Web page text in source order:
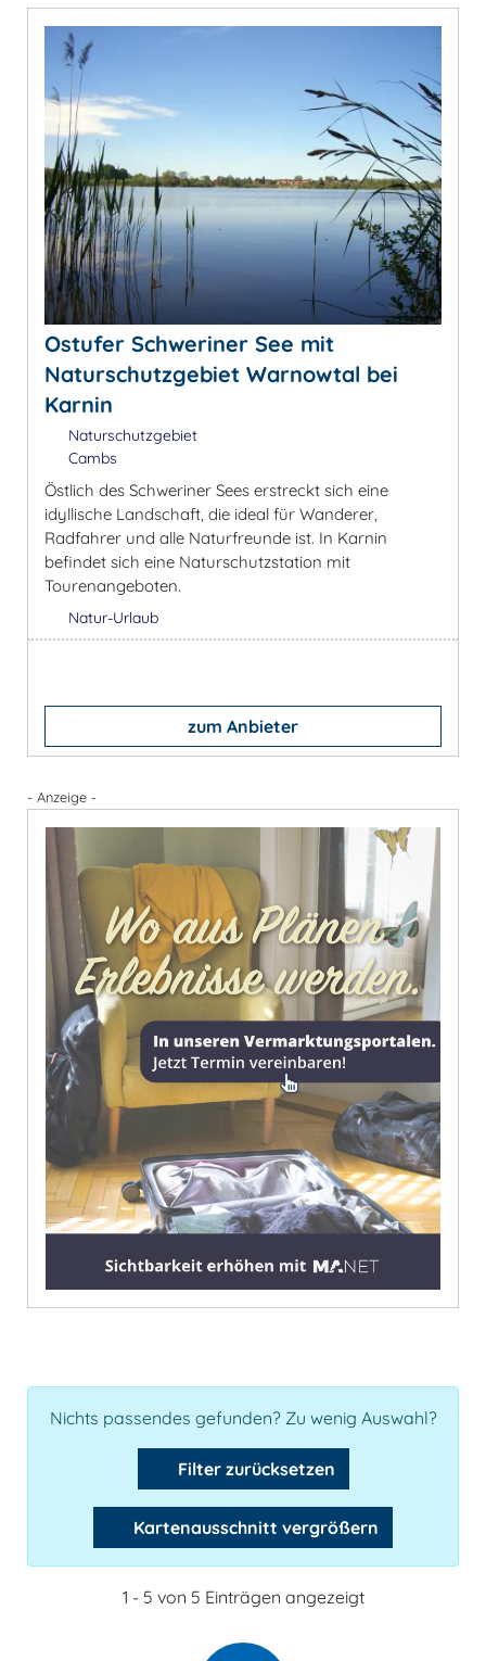
Ostufer Schweriner See mit
Naturschutzgebiet Warnowtal bei
Karnin
Naturschutzgebiet
Cambs
Östlich des Schweriner Sees erstreckt sich eine
idyllische Landschaft, die ideal für Wanderer,
Radfahrer und alle Naturfreunde ist. In Karnin
befindet sich eine Naturschutzstation mit
Tourenangeboten.
Natur-Urlaub
zum Anbieter
- Anzeige -
Nichts passendes gefunden? Zu wenig Auswahl?
Filter zurücksetzen
Kartenausschnitt vergrößern
1 - 5 von 5 Einträgen angezeigt